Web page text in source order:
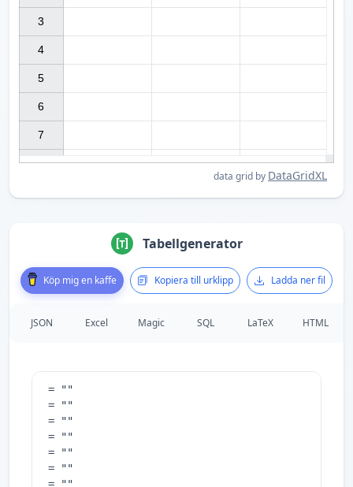
data grid by DataGridXL
3
4
5
6
7
Tabellgenerator
Köp mig en kaffe Kopiera till urklipp Ladda ner fil
JSON Excel Magic SQL LaTeX HTML